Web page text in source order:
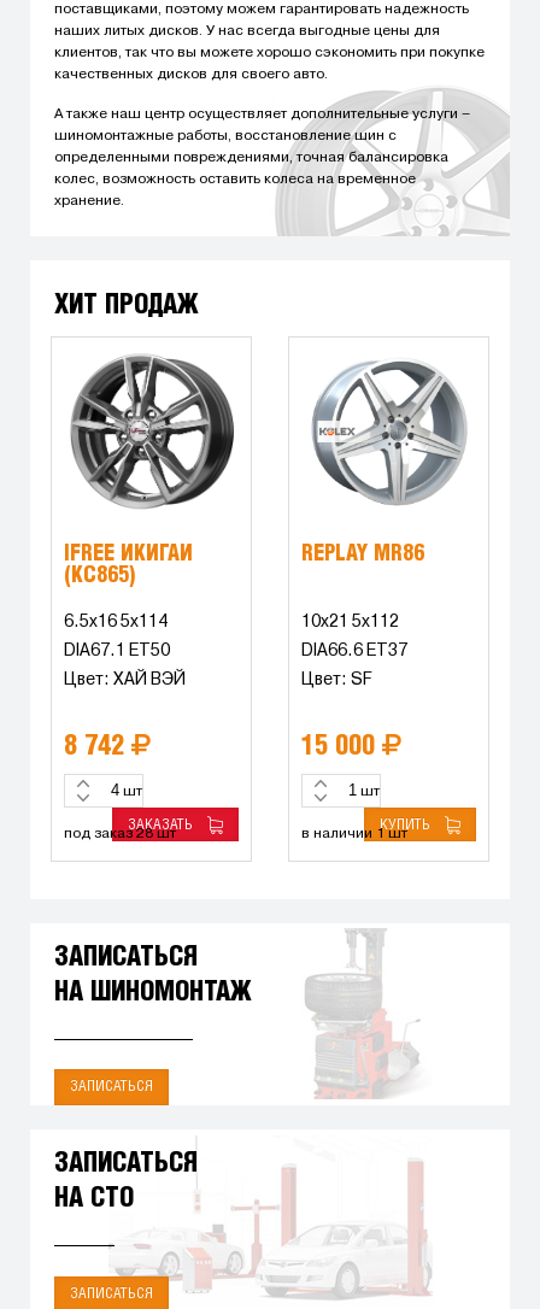
поставщиками, поэтому можем гарантировать надежность
наших литых дисков. У нас всегда выгодные цены для
клиентов, так что вы можете хорошо сэкономить при покупке
качественных дисков для своего авто.
А также наш центр осуществляет дополнительные услуги –
шиномонтажные работы, восстановление шин с
определенными повреждениями, точная балансировка
колес, возможность оставить колеса на временное
хранение.
ХИТ ПРОДАЖ
IFREE ИКИГАЙ
(КС865)
6.5x16 5x114
DIA67.1 ET50
Цвет: ХАЙ ВЭЙ
8 742
шт
ЗАКАЗАТЬ
под заказ 28 шт
REPLAY MR86
10x21 5x112
DIA66.6 ET37
Цвет: SF
15 000
шт
КУПИТЬ
в наличии 1 шт
ЗАПИСАТЬСЯ
НА ШИНОМОНТАЖ
ЗАПИСАТЬСЯ
ЗАПИСАТЬСЯ
НА СТО
ЗАПИСАТЬСЯ